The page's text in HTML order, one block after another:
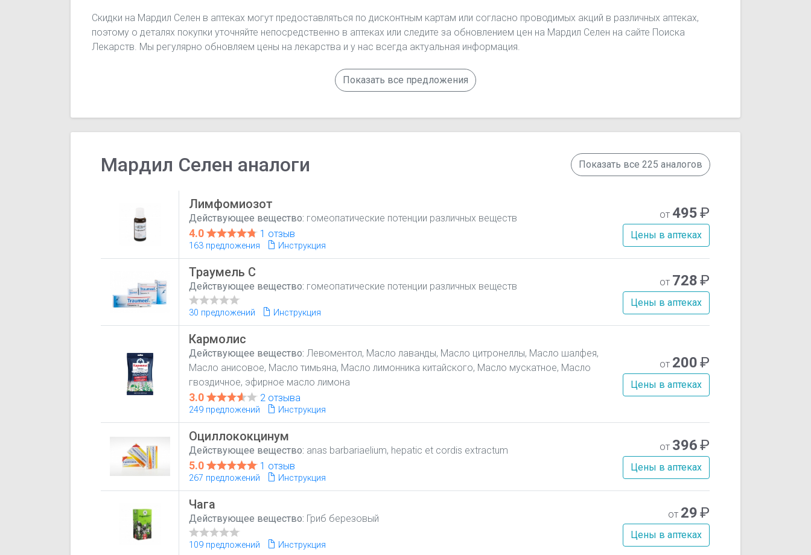
Скидки на Мардил Селен в аптеках могут предоставляться по дисконтным картам или согласно проводимых акций в различных аптеках,
поэтому о деталях покупки уточняйте непосредственно в аптеках или следите за обновлением цен на Мардил Селен на сайте Поиска
Лекарств. Мы регулярно обновляем цены на лекарства и у нас всегда актуальная информация.
Показать все предложения
Показать все 225 аналогов
Мардил Селен аналоги
Лимфомиозот
Действующее вещество: гомеопатические потенции различных веществ
4.0 1 отзыв
163 предложения Инструкция
от 495₽
Цены в аптеках
Траумель С
Действующее вещество: гомеопатические потенции различных веществ
30 предложений Инструкция
от 728₽
Цены в аптеках
Кармолис
Действующее вещество: Левоментол, Масло лаванды, Масло цитронеллы, Масло шалфея,
Масло анисовое, Масло тимьяна, Масло лимонника китайского, Масло мускатное, Масло
гвоздичное, эфирное масло лимона
3.0 2 отзыва
249 предложений Инструкция
от 200₽
Цены в аптеках
Оциллококцинум
Действующее вещество: anas barbariaelium, hepatic et cordis extractum
5.0 1 отзыв
267 предложений Инструкция
от 396₽
Цены в аптеках
Чага
Действующее вещество: Гриб березовый
109 предложений Инструкция
от 29₽
Цены в аптеках